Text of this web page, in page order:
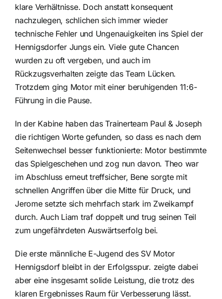
klare Verhältnisse. Doch anstatt konsequent
nachzulegen, schlichen sich immer wieder
technische Fehler und Ungenauigkeiten ins Spiel der
Hennigsdorfer Jungs ein. Viele gute Chancen
wurden zu oft vergeben, und auch im
Rückzugsverhalten zeigte das Team Lücken.
Trotzdem ging Motor mit einer beruhigenden 11:6-
Führung in die Pause.
In der Kabine haben das Trainerteam Paul & Joseph
die richtigen Worte gefunden, so dass es nach dem
Seitenwechsel besser funktionierte: Motor bestimmte
das Spielgeschehen und zog nun davon. Theo war
im Abschluss erneut treffsicher, Bene sorgte mit
schnellen Angriffen über die Mitte für Druck, und
Jerome setzte sich mehrfach stark im Zweikampf
durch. Auch Liam traf doppelt und trug seinen Teil
zum ungefährdeten Auswärtserfolg bei.
Die erste männliche E-Jugend des SV Motor
Hennigsdorf bleibt in der Erfolgsspur. zeigte dabei
aber eine insgesamt solide Leistung, die trotz des
klaren Ergebnisses Raum für Verbesserung lässt.